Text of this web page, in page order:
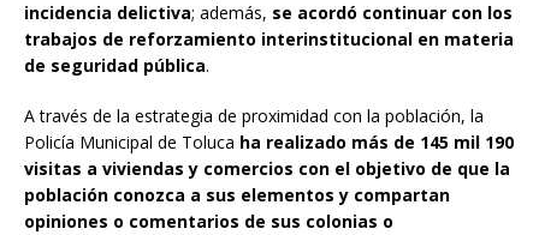
incidencia delictiva; además, se acordó continuar con los
trabajos de reforzamiento interinstitucional en materia
de seguridad pública.
A través de la estrategia de proximidad con la población, la
Policía Municipal de Toluca ha realizado más de 145 mil 190
visitas a viviendas y comercios con el objetivo de que la
población conozca a sus elementos y compartan
opiniones o comentarios de sus colonias o